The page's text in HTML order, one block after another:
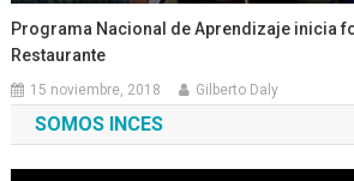
Programa Nacional de Aprendizaje inicia
Restaurante
15 noviembre, 2018 Gilberto Daly
SOMOS INCES